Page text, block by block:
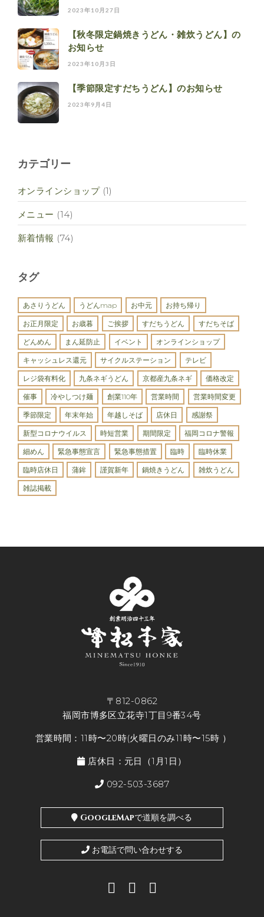
2023年10月27日
【秋冬限定鍋焼きうどん・雑炊うどん】の
お知らせ
2023年10月3日
【季節限定すだちうどん】のお知らせ
2023年9月4日
カテゴリー
オンラインショップ(1)
メニュー (14)
新着情報 (74)
タグ
あさりうどん うどんmap お中元 お持ち帰り
お正月限定 お歳暮 ご挨拶 すだちうどん すだちそば
どんめん まん延防止 イベント オンラインショップ
キャッシュレス還元 サイクルステーション テレビ
レジ袋有料化 九条ネギうどん 京都産九条ネギ 価格改定
催事 冷やしつけ麺 創業110年 営業時間 営業時間変更
季節限定 年末年始 年越しそば 店休日 感謝祭
新型コロナウイルス 時短営業 期間限定 福岡コロナ警報
細めん 緊急事態宣言 緊急事態措置 臨時 臨時休業
臨時店休日 蒲鉾 謹賀新年 鍋焼きうどん 雑炊うどん
雑誌掲載
〒812-0862
福岡市博多区立花寺1丁目9番34号
営業時間：11時〜20時(火曜日のみ11時〜15時 ）
店休日：元日（1月1日）
092-503-3687
GoogleMapで道順を調べる
お電話で問い合わせする